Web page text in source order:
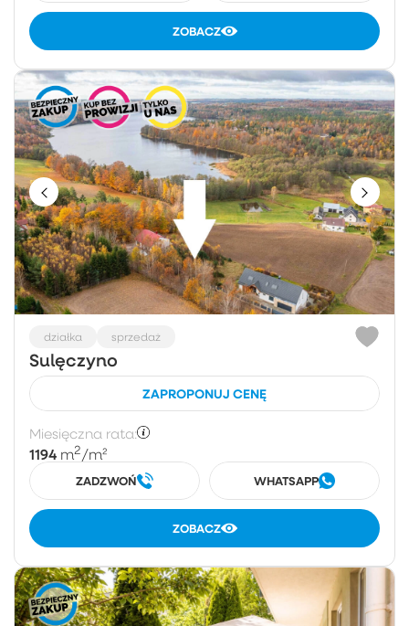
ZOBACZ
działka sprzedaż
Sulęczyno
ZAPROPONUJ CENĘ
Miesięczna rata:
1194 m2/m²
ZADZWOŃ WHATSAPP
ZOBACZ